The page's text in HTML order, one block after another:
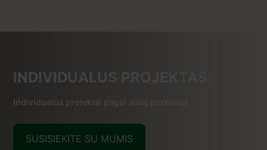
INDIVIDUALUS PROJEKTAS
Individualūs projektai pagal Jūsų poreikius
SUSISIEKITE SU MUMIS